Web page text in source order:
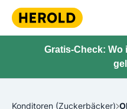
Gratis-Check: Wo
Konditoren (Zuckerbäcker)